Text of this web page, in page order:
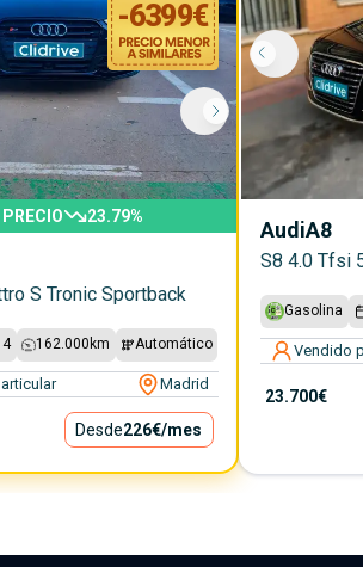
-6399€
23.79%
S Tronic Sportback
162.000 km Automático
Madrid
Desde226€/mes
AudiA8
S8 4.0 Tfsi
Gasolina
Vendido
23.700€